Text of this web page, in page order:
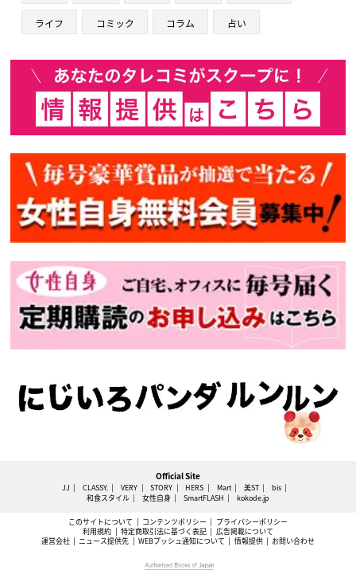
ライフ コミック コラム 占い
Official Site
JJ CLASSY. VERY STORY HERS Mart 美ST
bis
和食スタイル
女性自身 SmartFLASH kokode.jp
このサイトについて コンテンツポリシー
プライバシーポリシー
利用規約
特定商取引法に基づく表記
広告掲載について
運営会社
ニュース提供先 WEBプッシュ通知について 情報提供 お問い合わせ